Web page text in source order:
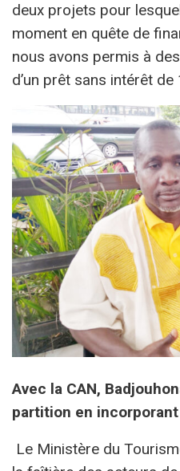
deux projets pour
moment en quête de
nous avons permis à
d’un prêt sans intérêt de
Avec la CAN,
partition en
Le Ministère du